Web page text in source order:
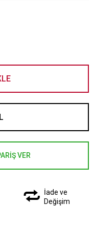
VER
İade ve
Değişim